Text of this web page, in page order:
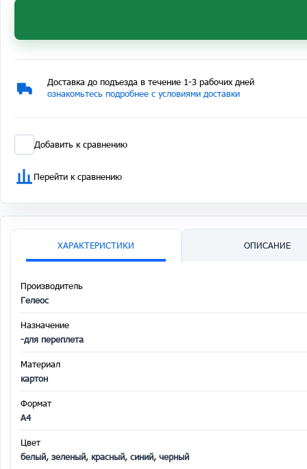
Доставка до подъезда в течение 1-3 рабочих дней
ознакомьтесь подробнее с условиями доставки
Добавить к сравнению
Перейти к сравнению
ХАРАКТЕРИСТИКИ ОПИСАНИЕ
Производитель
Гелеос
Назначение
-для переплета
Материал
картон
Формат
A4
Цвет
белый, зеленый, красный, синий, черный